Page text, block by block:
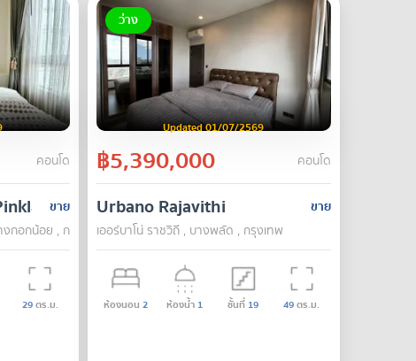
คอนโด
ขาย
งกอกน้อย , กรุงเทพ
29ตร.ม.
ว่าง
Updated 01/07/2569
฿5,390,000 คอนโด
ขาย
Urbano Rajavithi
เออร์บาโน่ ราชวิถี , บางพลัด , กรุงเทพ
ห้องนอน 2 ห้องน้ำ 1 ชั้นที่ 19 49ตร.ม.